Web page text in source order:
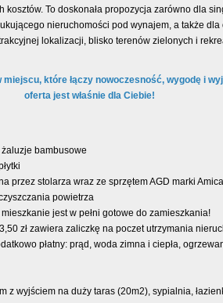
kosztów. To doskonała propozycja zarówno dla
nieruchomości pod wynajem, a także dla
lokalizacji, blisko terenów zielonych i
które łączy nowoczesność, wygodę i
oferta jest właśnie dla Ciebie!
bambusowe
przez stolarza wraz ze sprzętem AGD marki Amica
powietrza
jest w pełni gotowe do zamieszkania!
zł zawiera zaliczkę na poczet utrzymania
płatny: prąd, woda zimna i ciepła,
z wyjściem na duży taras (20m2), sypialnia,